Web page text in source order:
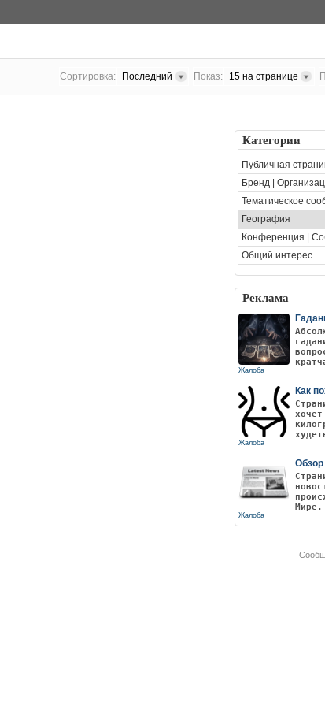
Сортировка: Последний Показ: 15 на странице
Категории
Публичная
Бренд |
Тематическое
География
Конференция |
Общий интерес
Реклама
Жалоба
Как
Жалоба
Мире.
Жалоба